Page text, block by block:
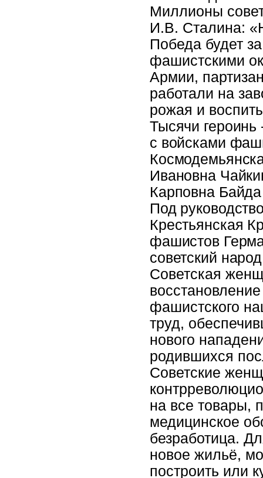
Миллионы
И.В. Сталина:
Победа будет
фашистскими
Армии,
работали на
рожая и
Тысячи
с войсками
Ивановна
Карповна
Под
Крестьянская
фашистов
советский
Советская
фашистского
труд,
нового
родившихся
Советские
на все товары,
медицинское
безработица.
новое жильё,
построить или